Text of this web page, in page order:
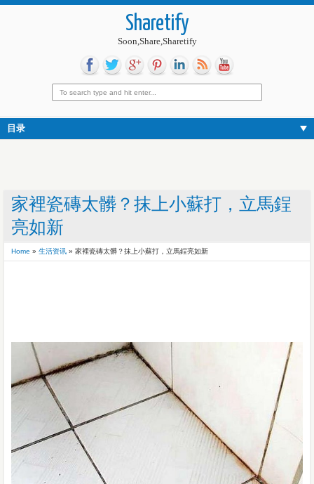
Sharetify
Soon,Share,Sharetify
目录
家裡瓷磚太髒？抹上小蘇打，立馬鋥
亮如新
Home » 生活资讯 » 家裡瓷磚太髒？抹上小蘇打，立馬鋥亮如新